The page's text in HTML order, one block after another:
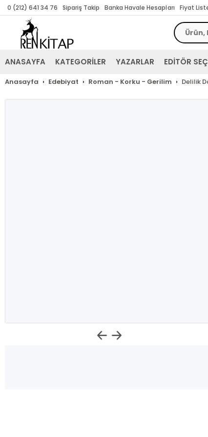
0 (212) 641 34 76 Sipariş Takip Banka Havale Hesapları Fiyat
ANASAYFA KATEGORİLER YAZARLAR EDİTÖR
Anasayfa Edebiyat Roman - Korku - Gerilim Delilik